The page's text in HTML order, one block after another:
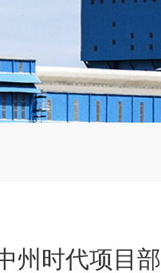
州时代项目部